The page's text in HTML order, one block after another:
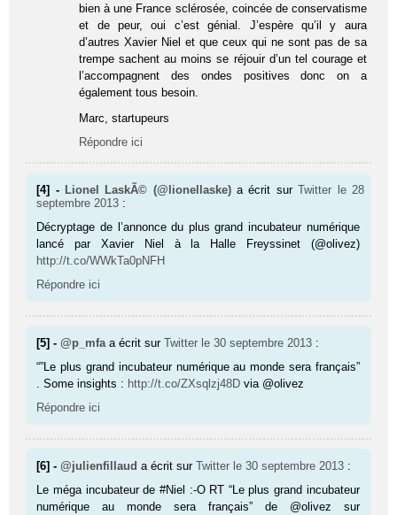
bien à une France sclérosée, coincée de conservatisme
et de peur, oui c’est génial. J’espère qu’il y aura
d’autres Xavier Niel et que ceux qui ne sont pas de sa
trempe sachent au moins se réjouir d’un tel courage et
l’accompagnent des ondes positives donc on a
également tous besoin.
Marc, startupeurs
Répondre ici
[4] - Lionel LaskÃ© (@lionellaske) a écrit surTwitter
le 28
septembre 2013 :
Décryptage de l’annonce du plus grand incubateur numérique
lancé par Xavier Niel à la Halle Freyssinet (@olivez)
http://t.co/WWkTa0pNFH
Répondre ici
[5] -@p_mfa a écrit surTwitter le 30 septembre 2013 :
“”Le plus grand incubateur numérique au monde sera français”
. Some insights : http://t.co/ZXsqlzj48D via @olivez
Répondre ici
[6] -@julienfillaud a écrit surTwitter le 30 septembre 2013 :
Le méga incubateur de #Niel :-O RT “Le plus grand incubateur
numérique au monde sera français” de @olivez sur